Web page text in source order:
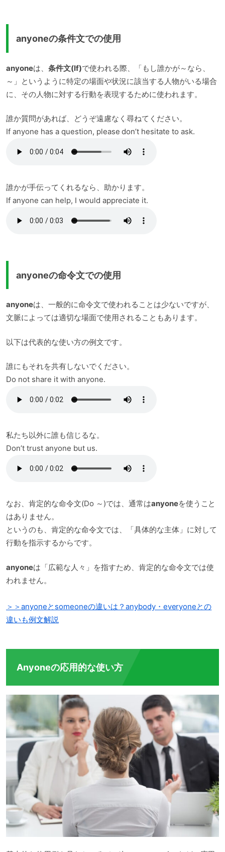
anyoneの条件文での使用
anyoneは、 条件文(If)で使われる際、「もし誰かが～なら、
～」というように特定の場面や状況に該当する人物がいる場合
に、その人物に対する行動を表現するために使われます。
誰か質問があれば、どうぞ遠慮なく尋ねてください。
If anyone has a question, please don’t hesitate to ask.
誰かが手伝ってくれるなら、助かります。
If anyone can help, I would appreciate it.
anyoneの命令文での使用
anyoneは、一般的に命令文で使われることは少ないですが、
文脈によっては適切な場面で使用されることもあります。
以下は代表的な使い方の例文です。
誰にもそれを共有しないでください。
Do not share it with anyone.
私たち以外に誰も信じるな。
Don’t trust anyone but us.
なお、肯定的な命令文(Do ～)では、通常はanyoneを使うこと
はありません。
というのも、肯定的な命令文では、「具体的な主体」に対して
行動を指示するからです。
anyoneは「広範な人々」を指すため、肯定的な命令文では使
われません。
＞＞anyoneとsomeoneの違いは？anybody・everyoneとの
違いも例文解説
Anyoneの応用的な使い方